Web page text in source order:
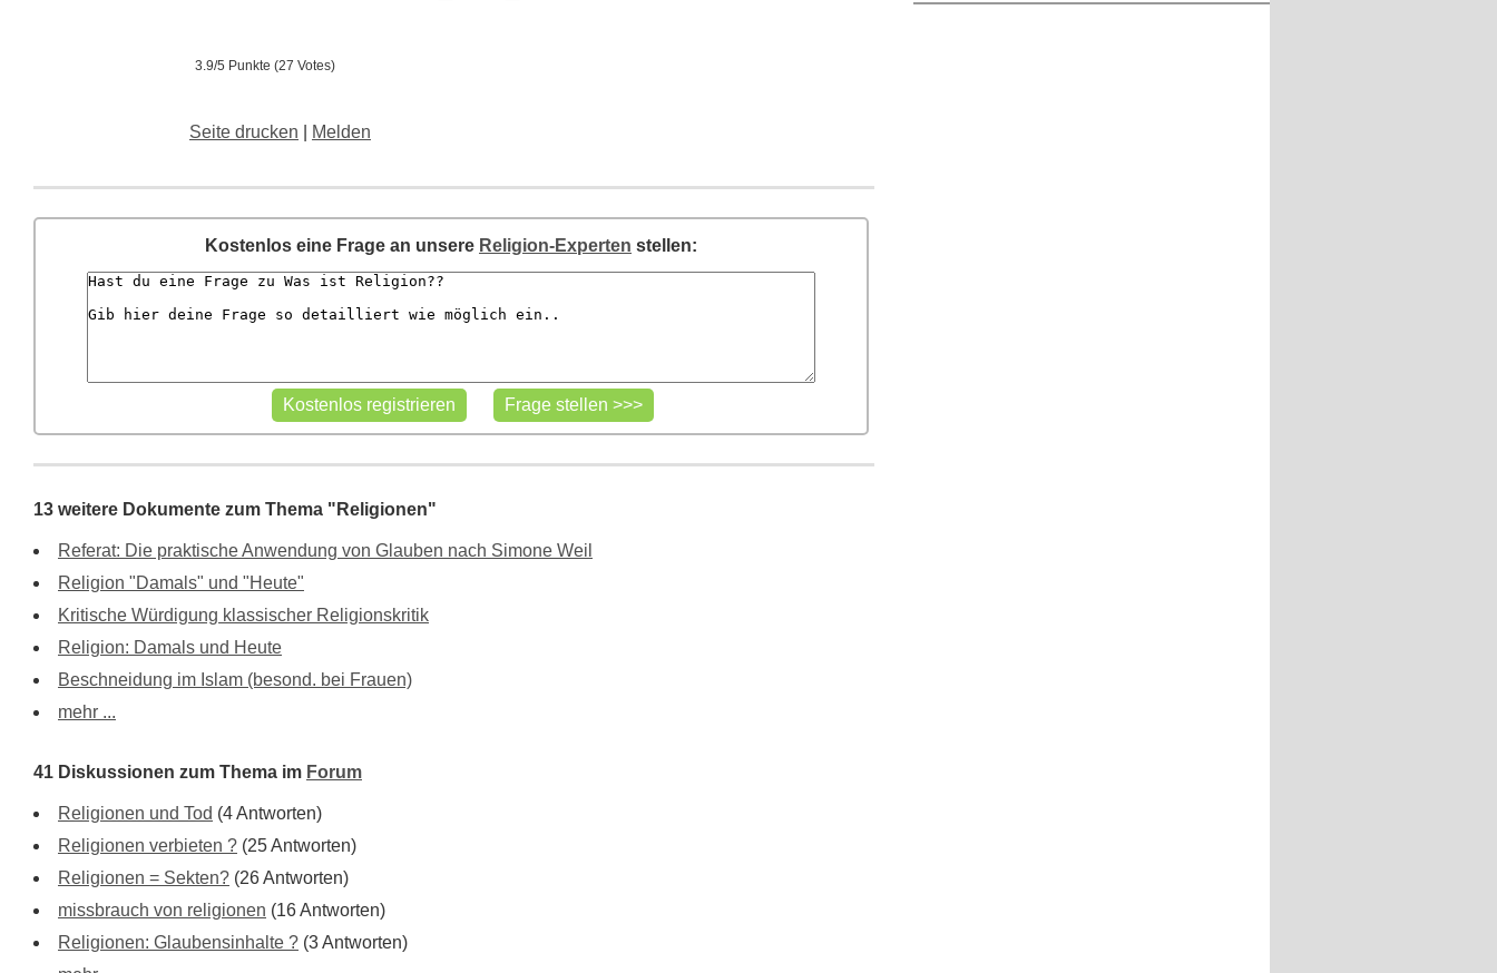
3.9/5 Punkte (27 Votes)
Seite drucken Melden
Kostenlos eine Frage an unsere Religion-Experten stellen:
13 weitere Dokumente zum Thema "Religionen"
Referat: Die praktische Anwendung von Glauben nach Simone Weil
Religion "Damals" und "Heute"
Kritische Würdigung klassischer Religionskritik
Religion: Damals und Heute
Beschneidung im Islam (besond. bei Frauen)
mehr ...
41 Diskussionen zum Thema im Forum
Religionen und Tod (4 Antworten)
Religionen verbieten ? (25 Antworten)
Religionen = Sekten? (26 Antworten)
missbrauch von religionen (16 Antworten)
Religionen: Glaubensinhalte ? (3 Antworten)